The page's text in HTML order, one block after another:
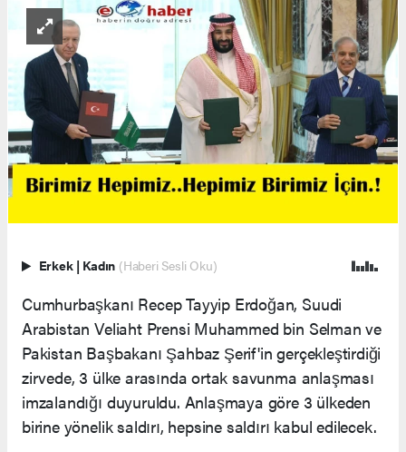
Erkek | Kadın (Haberi Sesli Oku)
Cumhurbaşkanı Recep Tayyip Erdoğan, Suudi
Arabistan Veliaht Prensi Muhammed bin Selman ve
Pakistan Başbakanı Şahbaz Şerif'in gerçekleştirdiği
zirvede, 3 ülke arasında ortak savunma anlaşması
imzalandığı duyuruldu. Anlaşmaya göre 3 ülkeden
birine yönelik saldırı, hepsine saldırı kabul edilecek.